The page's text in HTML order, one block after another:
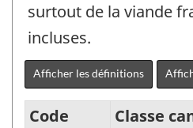
surtout de la viande
incluses.
Afficher les définitions
Code
Classe